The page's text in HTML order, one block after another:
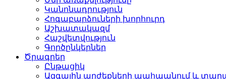
Կանոնադրություն
Հոգաբարձուների խորհուրդ
Աշխատակազմ
Հաշվետվություն
Գործընկերներ
Ծրագրեր
Ընթացիկ
Ազգային արժեքների պահպանում և